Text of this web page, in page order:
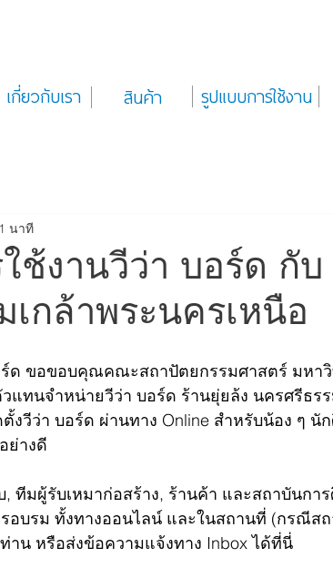
เกี่ยวกับเรา สินค้า รูปแบบการใช้งาน
ช้งานวีว่า บอร์ด กับ
เกล้าพระนครเหนือ
นาที
ด ขอขอบคุณคณะสถาปัตยกรรมศาสตร์ มหาวิ
วแทนจำหน่ายวีว่า บอร์ด ร้านยุ่ยล้ง นครศรีธร
งวีว่า บอร์ด ผ่านทาง Online สำหรับน้อง ๆ นั
ย่างดี
ทีมผู้รับเหมาก่อสร้าง, ร้านค้า และสถาบันกา
บรม ทั้งทางออนไลน์ และในสถานที่ (กรณีส
น หรือส่งข้อความแจ้งทาง Inbox ได้ที่นี่